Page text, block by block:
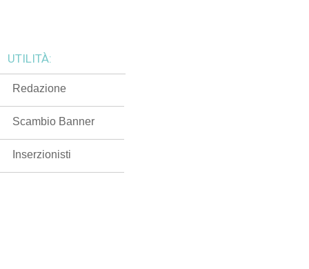
UTILITÀ:
Redazione
Scambio Banner
Inserzionisti